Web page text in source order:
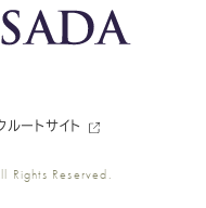
ス
ツ
ス
ツ
ルートサイト
Rights Reserved.